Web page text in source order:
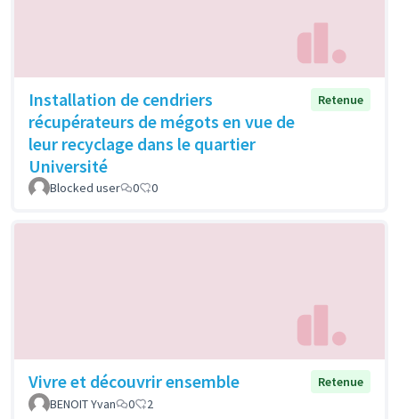
Installation de cendriers
récupérateurs de mégots en vue de
leur recyclage dans le quartier
Université
Retenue
Blocked user 0 0
Vivre et découvrir ensemble
Retenue
BENOIT Yvan
0 2